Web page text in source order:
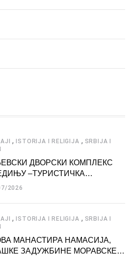
, ISTORIJA I RELIGIJA , SRBIJA I
ДВОРСКИ КОМПЛЕКС
–ТУРИСТИЧКА
2026
, ISTORIJA I RELIGIJA , SRBIJA I
МАНАСТИРА НАМАСИЈА,
ЗАДУЖБИНЕ МОРАВСКЕ